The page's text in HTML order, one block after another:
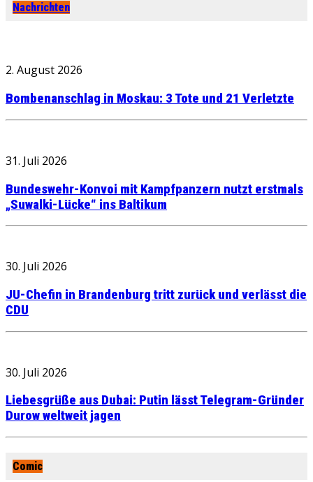
Nachrichten
2. August 2026
Bombenanschlag in Moskau: 3 Tote und 21 Verletzte
31. Juli 2026
Bundeswehr-Konvoi mit Kampfpanzern nutzt erstmals
„Suwalki-Lücke“ ins Baltikum
30. Juli 2026
JU-Chefin in Brandenburg tritt zurück und verlässt die
CDU
30. Juli 2026
Liebesgrüße aus Dubai: Putin lässt Telegram-Gründer
Durow weltweit jagen
Comic